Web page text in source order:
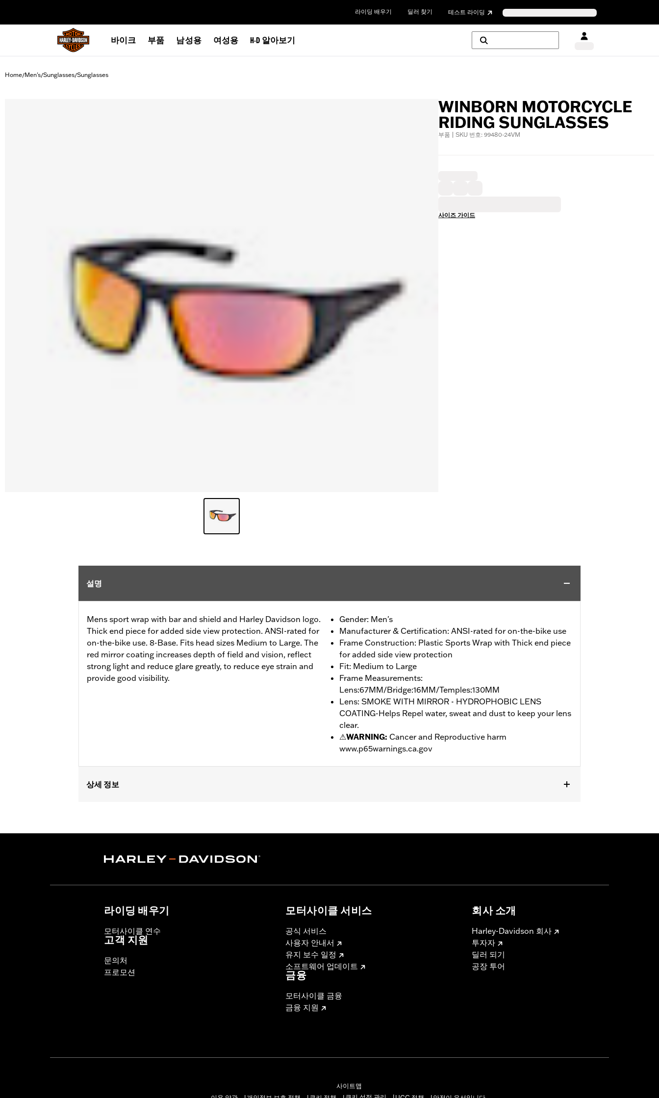
라이딩 배우기 딜러 찾기 테스트 라이딩
바이크 부품 남성용 여성용 H-D 알아보기
Home/Men's/Sunglasses/Sunglasses
WINBORN MOTORCYCLE
RIDING SUNGLASSES
부품 | SKU 번호: 99480-24VM
사이즈 가이드
설명
Mens sport wrap with bar and shield and Harley Davidson logo.
Thick end piece for added side view protection. ANSI-rated for
on-the-bike use. 8-Base. Fits head sizes Medium to Large. The
red mirror coating increases depth of field and vision, reflect
strong light and reduce glare greatly, to reduce eye strain and
provide good visibility.
Gender: Men's
Manufacturer & Certification: ANSI-rated for on-the-bike use
Frame Construction: Plastic Sports Wrap with Thick end piece
for added side view protection
Fit: Medium to Large
Frame Measurements:
Lens:67MM/Bridge:16MM/Temples:130MM
Lens: SMOKE WITH MIRROR - HYDROPHOBIC LENS
COATING-Helps Repel water, sweat and dust to keep your lens
clear.
⚠WARNING: Cancer and Reproductive harm
www.p65warnings.ca.gov
상세 정보
Lens Color:Smoked
Dimension Description:
Lens:67MM/Bridge:16MM/Temples:130MM
라이딩 배우기
모터사이클 연수
고객 지원
문의처
프로모션
모터사이클 서비스
공식 서비스
사용자 안내서
유지 보수 일정
소프트웨어 업데이트
금융
모터사이클 금융
금융 지원
회사 소개
Harley-Davidson 회사
투자자
딜러 되기
공장 투어
사이트맵